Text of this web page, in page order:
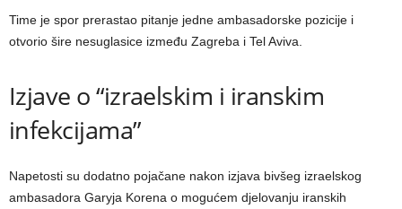
Time je spor prerastao pitanje jedne ambasadorske pozicije i
otvorio šire nesuglasice između Zagreba i Tel Aviva.
Izjave o “izraelskim i iranskim
infekcijama”
Napetosti su dodatno pojačane nakon izjava bivšeg izraelskog
ambasadora Garyja Korena o mogućem djelovanju iranskih